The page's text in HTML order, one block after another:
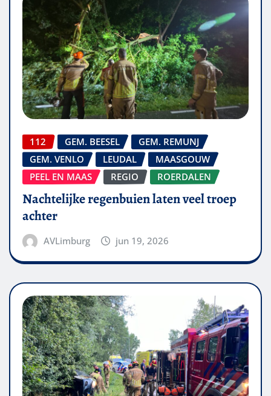
112 GEM. BEESEL
GEM. REMUNJ
GEM. VENLO
LEUDAL
MAASGOUW
PEEL EN MAAS
REGIO ROERDALEN
Nachtelijke regenbuien laten veel troep
achter
AVLimburg jun 19, 2026